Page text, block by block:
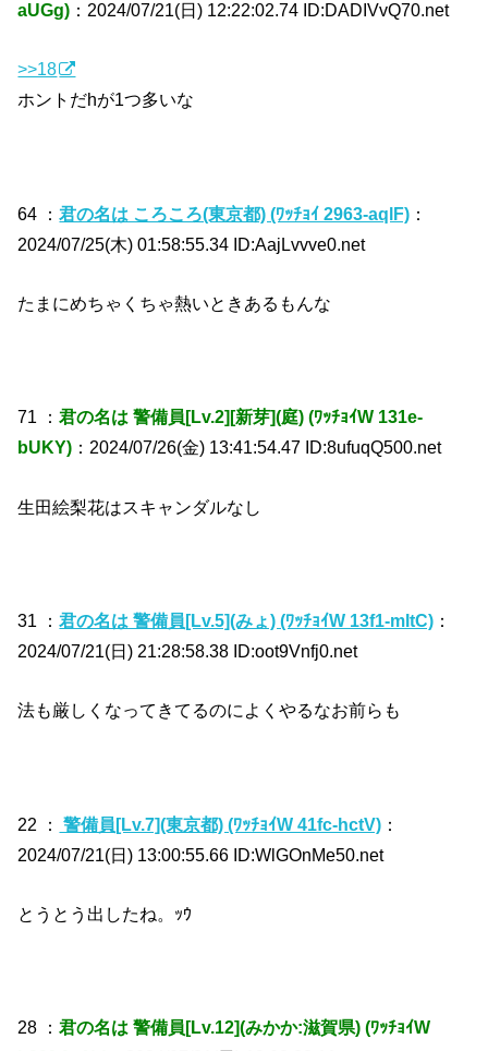
aUGg) ：2024/07/21(日) 12:22:02.74 ID:DADIVvQ70.net
>>18
ホントだhが1つ多いな
64 ：君の名は ころころ(東京都) (ﾜｯﾁｮｲ 2963-aqlF) ：
2024/07/25(木) 01:58:55.34 ID:AajLvvve0.net
たまにめちゃくちゃ熱いときあるもんな
71 ：君の名は 警備員[Lv.2][新芽](庭) (ﾜｯﾁｮｲW 131e-
bUKY) ：2024/07/26(金) 13:41:54.47 ID:8ufuqQ500.net
生田絵梨花はスキャンダルなし
31 ：君の名は 警備員[Lv.5](みょ) (ﾜｯﾁｮｲW 13f1-mItC) ：
2024/07/21(日) 21:28:58.38 ID:oot9Vnfj0.net
法も厳しくなってきてるのによくやるなお前らも
22 ： 警備員[Lv.7](東京都) (ﾜｯﾁｮｲW 41fc-hctV) ：
2024/07/21(日) 13:00:55.66 ID:WlGOnMe50.net
とうとう出したね。ｯｳ
28 ：君の名は 警備員[Lv.12](みかか:滋賀県) (ﾜｯﾁｮｲW